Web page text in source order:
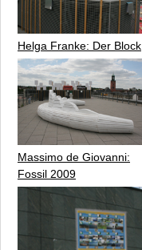
Helga Franke: Der Block
Massimo de Giovanni:
Fossil 2009